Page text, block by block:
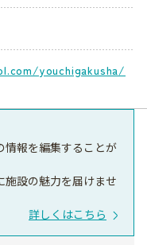
youchigakusha/
情報を編集することが
施設の魅力を届けませ
詳しくはこちら